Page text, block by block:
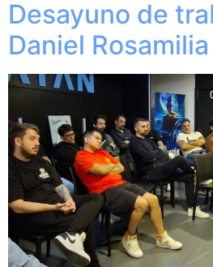
Desayuno de
Daniel Rosamilia